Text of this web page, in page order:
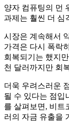
양자 컴퓨팅의 먼
과제는 훨씬 더 심
시장은 계속해서
가격은 다시 폭락
회복되기는 했지
천 달러까지만 회
더욱 우려스러운
될 수 있다는 점입
를 살펴보면, 비트
러의 자금 유출을